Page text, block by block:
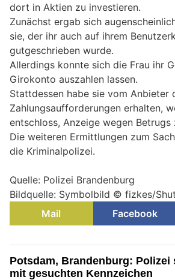
dort in Aktien zu investieren.
Zunächst ergab sich
sie, der ihr auch auf ihrem
gutgeschrieben wurde.
Allerdings konnte sich die Frau ihr
Girokonto auszahlen lassen.
Stattdessen habe sie vom Anbieter
Zahlungsaufforderungen erhalten,
entschloss, Anzeige wegen Betrugs
Die weiteren Ermittlungen zum
die Kriminalpolizei.
Quelle: Polizei Brandenburg
Bildquelle: Symbolbild © fizkes/
Mail
Facebook
Potsdam, Brandenburg: Polizei
mit gesuchten Kennzeichen